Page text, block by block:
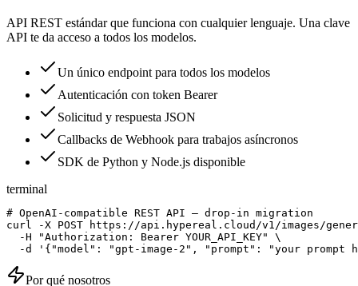
API REST estándar que funciona con cualquier lenguaje. Una clave
API te da acceso a todos los modelos.
Un único endpoint para todos los modelos
Autenticación con token Bearer
Solicitud y respuesta JSON
Callbacks de Webhook para trabajos asíncronos
SDK de Python y Node.js disponible
terminal
# OpenAI-compatible REST API — drop-in migration
curl -X POST https://api.hypereal.cloud/v1/images/
  -H "Authorization: Bearer YOUR_API_KEY" \
-d '{"model": "gpt-image-2", "prompt": "your prompt
Por qué nosotros